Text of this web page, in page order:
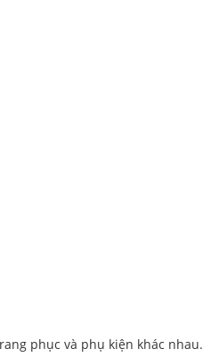
phục và phụ kiện khác nhau.